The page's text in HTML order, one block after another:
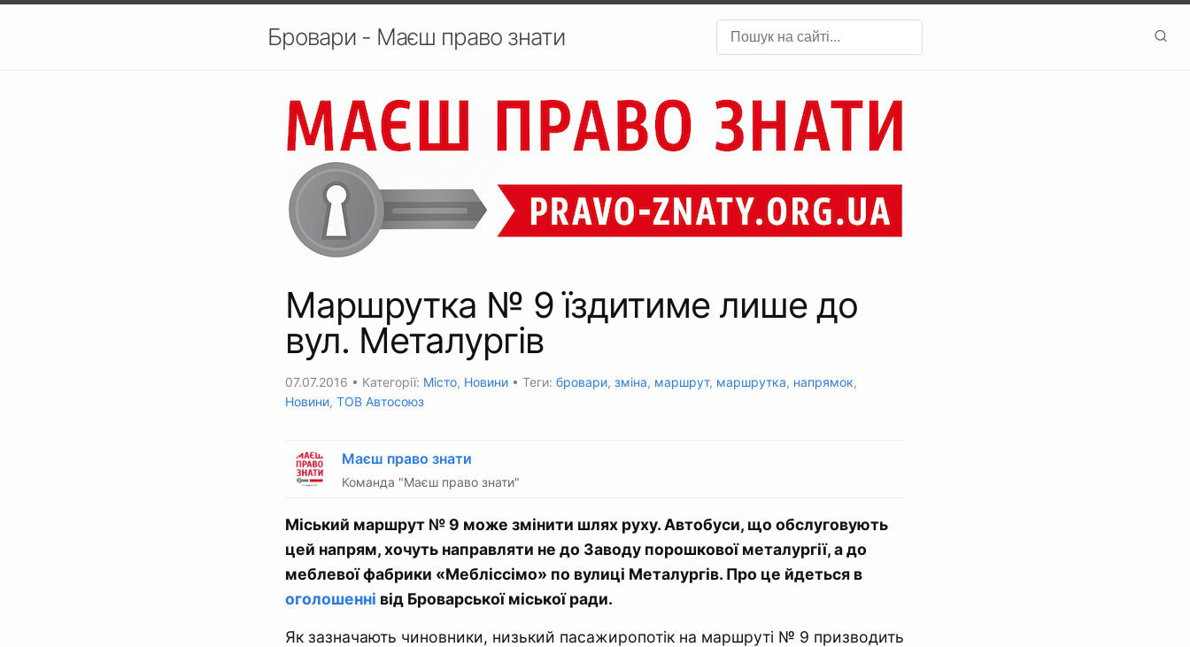
Бровари - Маєш право знати
Маршрутка № 9 їздитиме лише до
вул. Металургів
07.07.2016 • Категорії: Місто, Новини • Теги: бровари, зміна, маршрут, маршрутка, напрямок,
Новини, ТОВ Автосоюз
Маєш право знати
Команда "Маєш право знати"
Міський маршрут № 9 може змінити шлях руху. Автобуси, що обслуговують
цей напрям, хочуть направляти не до Заводу порошкової металургії, а до
меблевої фабрики «Мебліссімо» по вулиці Металургів. Про це йдеться в
оголошенні від Броварської міської ради.
Як зазначають чиновники, низький пасажиропотік на маршруті № 9 призводить